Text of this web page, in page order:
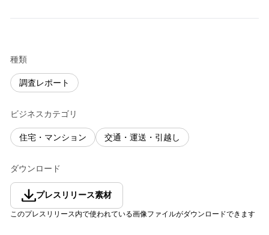
種類
調査レポート
ビジネスカテゴリ
住宅・マンション 交通・運送・引越し
ダウンロード
プレスリリース素材
このプレスリリース内で使われている画像ファイルがダウンロードできます